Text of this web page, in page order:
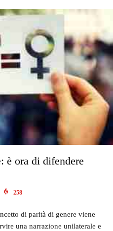
è ora di difendere
258
di parità di genere viene
una narrazione unilaterale e